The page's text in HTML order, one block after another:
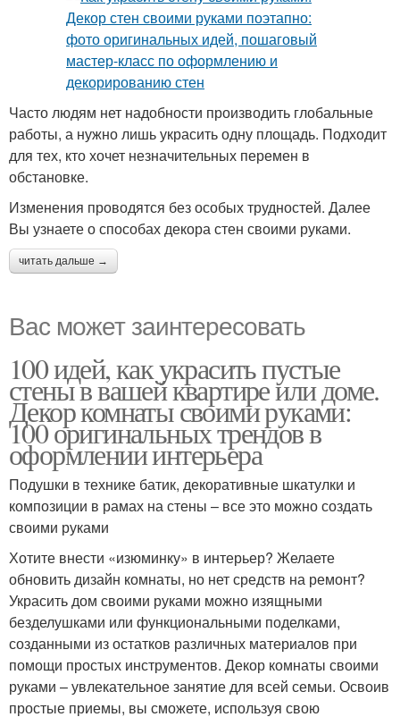
Часто людям нет надобности производить глобальные
работы, а нужно лишь украсить одну площадь. Подходит
для тех, кто хочет незначительных перемен в
обстановке.
Изменения проводятся без особых трудностей. Далее
Вы узнаете о способах декора стен своими руками.
читать дальше →
Вас может заинтересовать
100 идей, как украсить пустые
стены в вашей квартире или доме.
Декор комнаты своими руками:
100 оригинальных трендов в
оформлении интерьера
Подушки в технике батик, декоративные шкатулки и
композиции в рамах на стены – все это можно создать
своими руками
Хотите внести «изюминку» в интерьер? Желаете
обновить дизайн комнаты, но нет средств на ремонт?
Украсить дом своими руками можно изящными
безделушками или функциональными поделками,
созданными из остатков различных материалов при
помощи простых инструментов. Декор комнаты своими
руками – увлекательное занятие для всей семьи. Освоив
простые приемы, вы сможете, используя свою